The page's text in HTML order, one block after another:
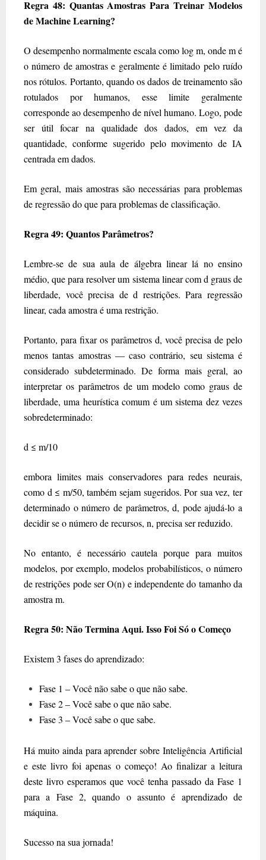
Regra 48: Quantas Amostras Para Treinar Modelos
de Machine Learning?
O desempenho normalmente escala como log m, onde m é
o número de amostras e geralmente é limitado pelo ruído
nos rótulos. Portanto, quando os dados de treinamento são
rotulados por humanos, esse limite geralmente
corresponde ao desempenho de nível humano. Logo, pode
ser útil focar na qualidade dos dados, em vez da
quantidade, conforme sugerido pelo movimento de IA
centrada em dados.
Em geral, mais amostras são necessárias para problemas
de regressão do que para problemas de classificação.
Regra 49: Quantos Parâmetros?
Lembre-se de sua aula de álgebra linear lá no ensino
médio, que para resolver um sistema linear com d graus de
liberdade, você precisa de d restrições. Para regressão
linear, cada amostra é uma restrição.
Portanto, para fixar os parâmetros d, você precisa de pelo
menos tantas amostras — caso contrário, seu sistema é
considerado subdeterminado. De forma mais geral, ao
interpretar os parâmetros de um modelo como graus de
liberdade, uma heurística comum é um sistema dez vezes
sobredeterminado:
d ≤ m/10
embora limites mais conservadores para redes neurais,
como d ≤ m/50, também sejam sugeridos. Por sua vez, ter
determinado o número de parâmetros, d, pode ajudá-lo a
decidir se o número de recursos, n, precisa ser reduzido.
No entanto, é necessário cautela porque para muitos
modelos, por exemplo, modelos probabilísticos, o número
de restrições pode ser O(n) e independente do tamanho da
amostra m.
Regra 50: Não Termina Aqui. Isso Foi Só o Começo
Existem 3 fases do aprendizado:
Fase 1 – Você não sabe o que não sabe.
Fase 2 – Você sabe o que não sabe.
Fase 3 – Você sabe o que sabe.
Há muito ainda para aprender sobre Inteligência Artificial
e este livro foi apenas o começo! Ao finalizar a leitura
deste livro esperamos que você tenha passado da Fase 1
para a Fase 2, quando o assunto é aprendizado de
máquina.
Sucesso na sua jornada!